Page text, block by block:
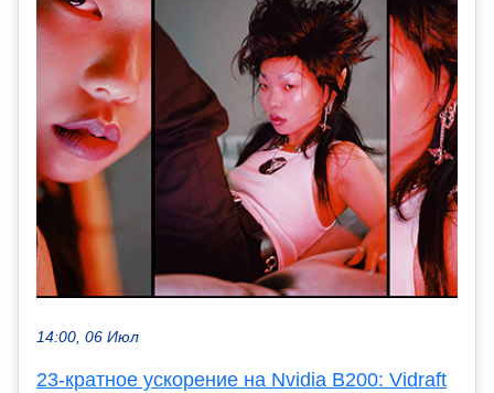
14:00, 06 Июл
23-кратное ускорение на Nvidia B200: Vidraft